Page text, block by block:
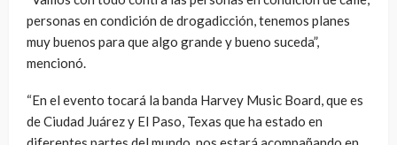
personas en condición de drogadicción, tenemos planes
muy buenos para que algo grande y bueno suceda”,
mencionó.
“En el evento tocará la banda Harvey Music Board, que es
de Ciudad Juárez y El Paso, Texas que ha estado en